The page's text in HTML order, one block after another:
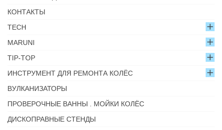
КОНТАКТЫ
TECH
MARUNI
TIP-TOP
ИНСТРУМЕНТ ДЛЯ РЕМОНТА КОЛЁС
ВУЛКАНИЗАТОРЫ
ПРОВЕРОЧНЫЕ ВАННЫ . МОЙКИ КОЛЁС
ДИСКОПРАВНЫЕ СТЕНДЫ